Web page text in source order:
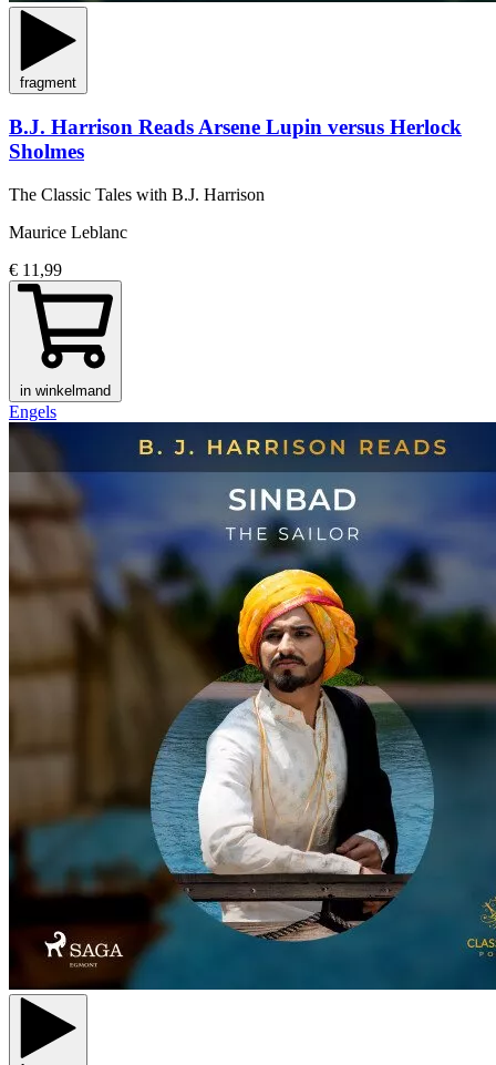
fragment
B.J. Harrison Reads Arsene Lupin versus Herlock
Sholmes
The Classic Tales with B.J. Harrison
Maurice Leblanc
€ 11,99
in winkelmand
Engels